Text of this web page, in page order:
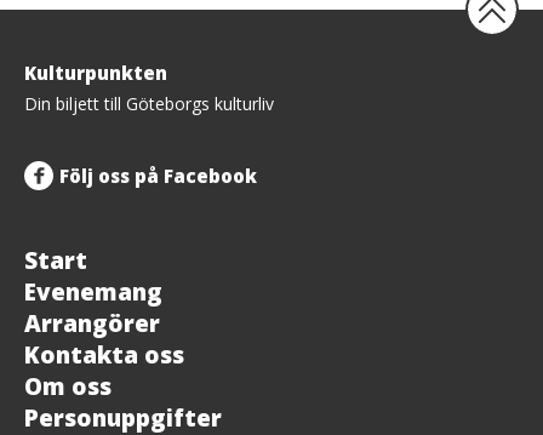
Tillbaka
upp
Kulturpunkten
Din biljett till Göteborgs kulturliv
Följ oss på Facebook
Start
Evenemang
Arrangörer
Kontakta oss
Om oss
Personuppgifter